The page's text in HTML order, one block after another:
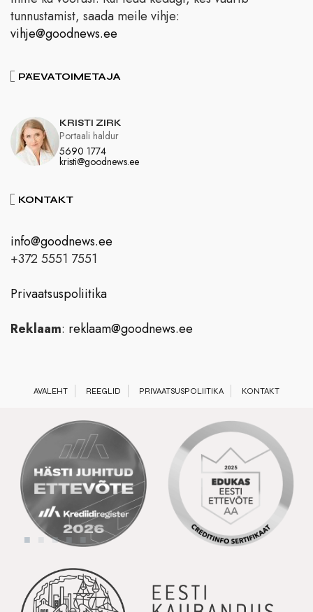
tunnustamist, saada meile vihje:
vihje@goodnews.ee
PÄEVATOIMETAJA
KRISTI ZIRK
5690 1774
kristi@goodnews.ee
Portaali haldur
KONTAKT
info@goodnews.ee
+372 5551 7551
Privaatsuspoliitika
Reklaam: reklaam@goodnews.ee
AVALEHT REEGLID PRIVAATSUSPOLIITIKA KONTAKT